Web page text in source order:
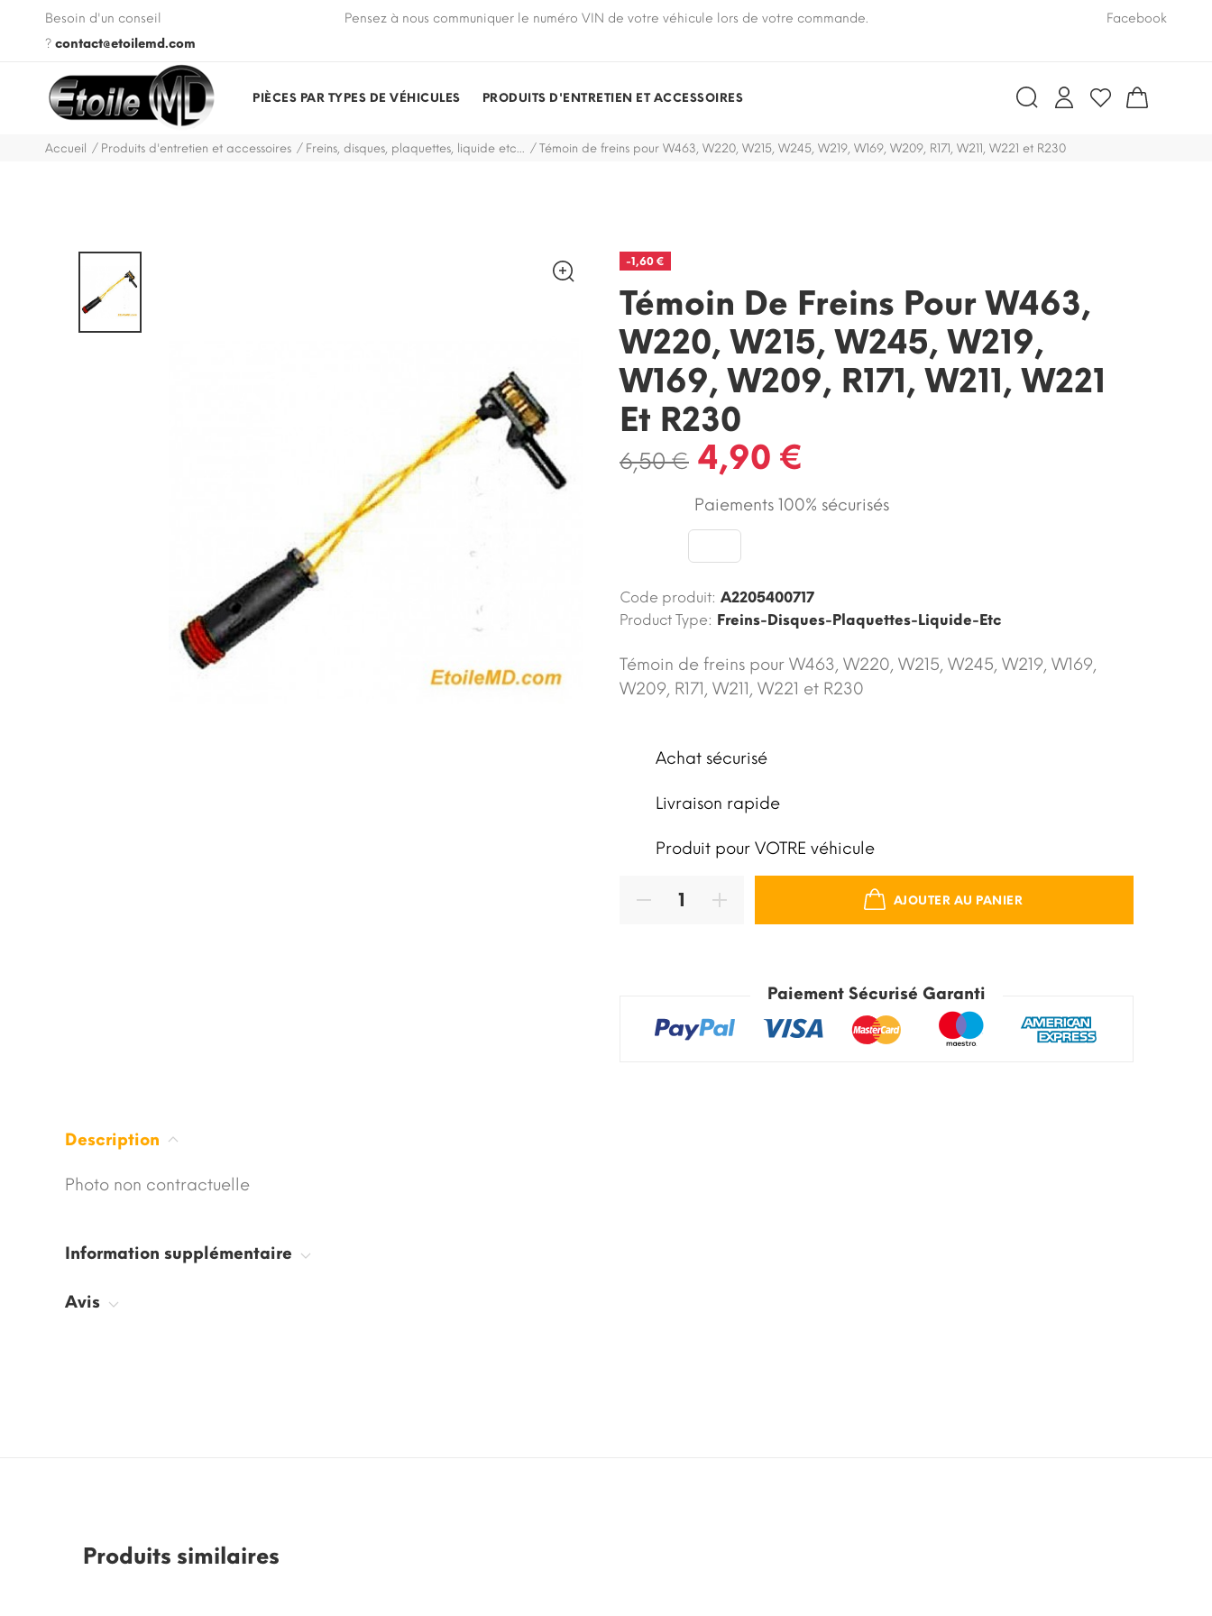
Besoin d'un conseil
? contact@etoilemd.com
VIN de votre véhicule lors de votre commande. Pensez à nous communiquer le numéro VIN de votre véhicule lors de votre commande. Pensez à nous communiquer le numéro VIN
Facebook
PIÈCES PAR TYPES DE VÉHICULES PRODUITS D'ENTRETIEN ET ACCESSOIRES
Accueil Produits d'entretien et accessoires Freins, disques, plaquettes, liquide etc... Témoin de freins pour W463, W220, W215, W245, W219, W169, W209, R171, W211, W221 et R230
-1,60 €
Témoin De Freins Pour W463,
W220, W215, W245, W219,
W169, W209, R171, W211, W221
Et R230
6,50 € 4,90 €
Paiements 100% sécurisés
Code produit: A2205400717
Product Type: Freins-Disques-Plaquettes-Liquide-Etc
Témoin de freins pour W463, W220, W215, W245, W219, W169,
W209, R171, W211, W221 et R230
Achat sécurisé
Livraison rapide
Produit pour VOTRE véhicule
AJOUTER AU PANIER
Paiement Sécurisé Garanti
Description
Photo non contractuelle
Information supplémentaire
Avis
Produits similaires